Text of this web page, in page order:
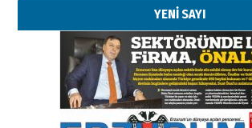
YENİ SAYI